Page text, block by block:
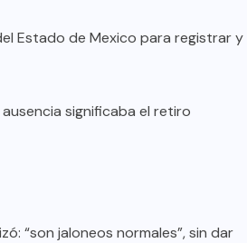
Estado de Mexico para registrar y
significaba el retiro
“son jaloneos normales”, sin dar